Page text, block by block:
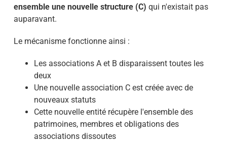
ensemble une nouvelle structure (C) qui n'existait pas
auparavant.
Le mécanisme fonctionne ainsi :
Les associations A et B disparaissent toutes les
deux
Une nouvelle association C est créée avec de
nouveaux statuts
Cette nouvelle entité récupère l'ensemble des
patrimoines, membres et obligations des
associations dissoutes